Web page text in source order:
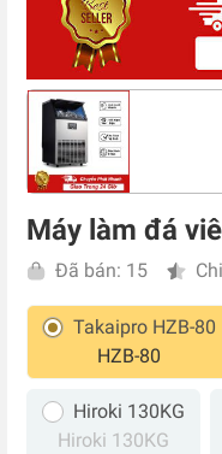
Máy làm đá
Đã bán: 15
Takaipro HZB-80
HZB-80
Hiroki 130KG
Hiroki 130KG